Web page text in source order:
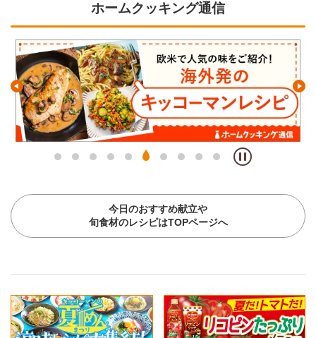
ホームクッキング通信
今日のおすすめ献立や
旬食材のレシピはTOPページへ